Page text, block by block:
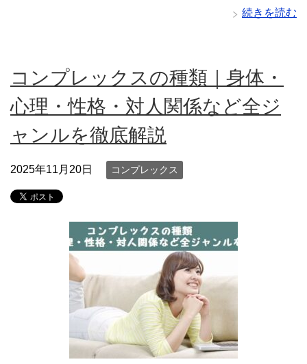
続きを読む
コンプレックスの種類｜身体・
心理・性格・対人関係など全ジ
ャンルを徹底解説
2025年11月20日 コンプレックス